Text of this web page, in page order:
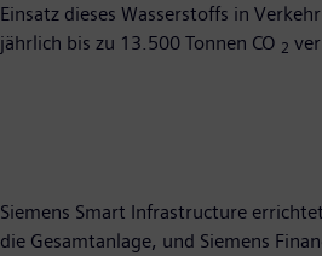
Einsatz dieses Wasserstoffs in
jährlich bis zu 13.500 Tonnen CO 2
Siemens Smart Infrastructure
die Gesamtanlage, und Siemens